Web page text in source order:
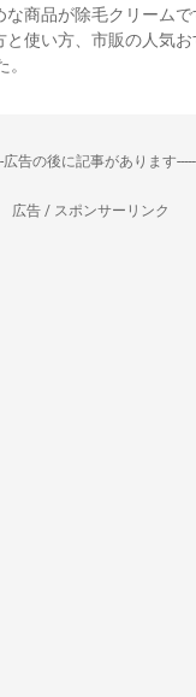
な商品が除毛クリーム
と使い方、市販の人気
広告の後に記事があります
広告 / スポンサーリンク